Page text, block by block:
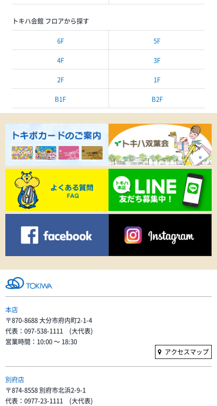
トキハ会館 フロアから探す
6F 5F
4F 3F
2F 1F
B1F B2F
本店
〒870-8688 大分市府内町2-1-4
代表：097-538-1111 (大代表)
営業時間：10:00 〜 18:30
アクセスマップ
別府店
〒874-8558 別府市北浜2-9-1
代表：0977-23-1111 (大代表)